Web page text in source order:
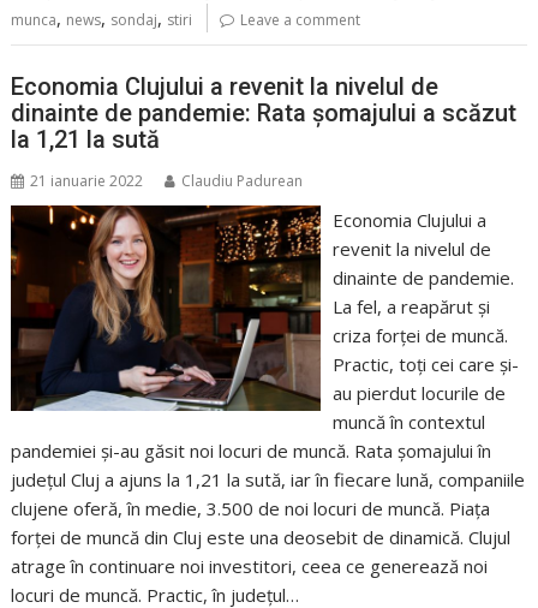
munca, news, sondaj, stiri Leave a comment
Economia Clujului a revenit la nivelul de
dinainte de pandemie: Rata șomajului a scăzut
la 1,21 la sută
21 ianuarie 2022 Claudiu Padurean
Economia Clujului a
revenit la nivelul de
dinainte de pandemie.
La fel, a reapărut și
criza forței de muncă.
Practic, toți cei care și-
au pierdut locurile de
muncă în contextul
pandemiei și-au găsit noi locuri de muncă. Rata șomajului în
județul Cluj a ajuns la 1,21 la sută, iar în fiecare lună, companiile
clujene oferă, în medie, 3.500 de noi locuri de muncă. Piața
forței de muncă din Cluj este una deosebit de dinamică. Clujul
atrage în continuare noi investitori, ceea ce generează noi
locuri de muncă. Practic, în județul…